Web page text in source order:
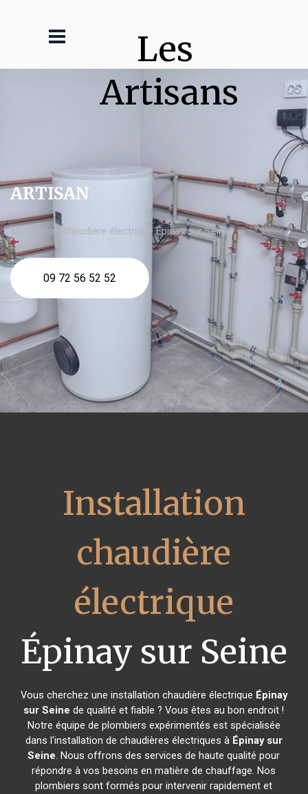
Les
Artisans
ARTISAN
Installation chaudière électrique Épinay sur Seine
09 72 56 52 52
Installation
chaudière
électrique
Épinay sur Seine
Vous cherchez une installation chaudière électrique Épinay
sur Seine de qualité et fiable ? Vous êtes au bon endroit !
Notre équipe de plombiers expérimentés est spécialisée
dans l'installation de chaudières électriques à Épinay sur
Seine. Nous offrons des services de haute qualité pour
répondre à vos besoins en matière de chauffage. Nos
plombiers sont formés pour intervenir rapidement et